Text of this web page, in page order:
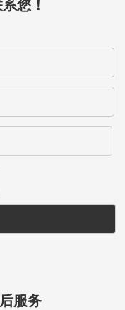
您！
服务